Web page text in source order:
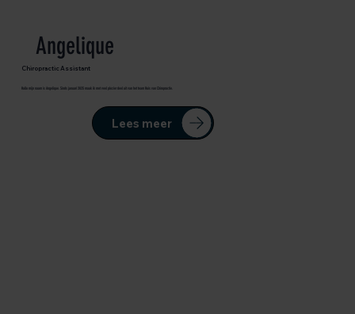
Angelique
Chiropractic Assistant
Hallo mijn naam is Angelique. Sinds januari 2025 maak ik met veel plezier deel uit van het team Huis van Chiropractie.
Lees meer